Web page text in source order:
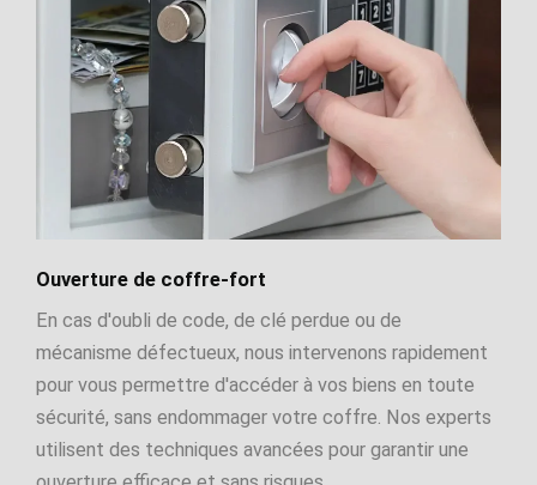
Ouverture de coffre-fort
En cas d'oubli de code, de clé perdue ou de
mécanisme défectueux, nous intervenons rapidement
pour vous permettre d'accéder à vos biens en toute
sécurité, sans endommager votre coffre. Nos experts
utilisent des techniques avancées pour garantir une